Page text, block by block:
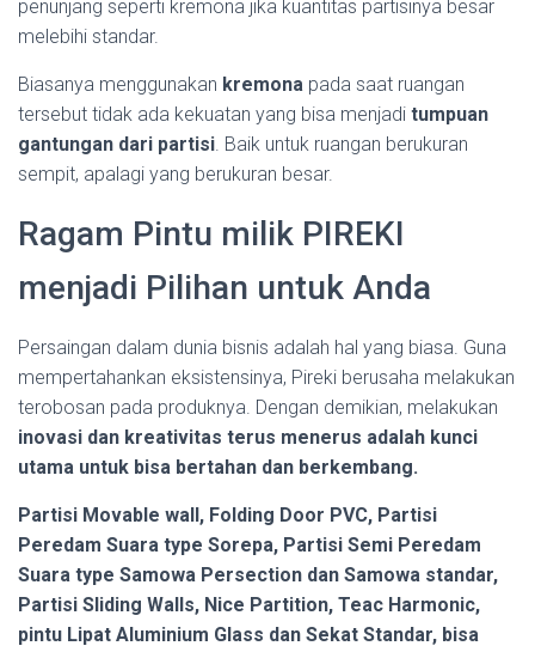
penunjang seperti kremona jika kuantitas partisinya besar
melebihi standar.
Biasanya menggunakan kremona pada saat ruangan
tersebut tidak ada kekuatan yang bisa menjadi tumpuan
gantungan dari partisi. Baik untuk ruangan berukuran
sempit, apalagi yang berukuran besar.
Ragam Pintu milik PIREKI
menjadi Pilihan untuk Anda
Persaingan dalam dunia bisnis adalah hal yang biasa. Guna
mempertahankan eksistensinya, Pireki berusaha melakukan
terobosan pada produknya. Dengan demikian, melakukan
inovasi dan kreativitas terus menerus adalah kunci
utama untuk bisa bertahan dan berkembang.
Partisi Movable wall, Folding Door PVC, Partisi
Peredam Suara type Sorepa, Partisi Semi Peredam
Suara type Samowa Persection dan Samowa standar,
Partisi Sliding Walls, Nice Partition, Teac Harmonic,
pintu Lipat Aluminium Glass dan Sekat Standar, bisa